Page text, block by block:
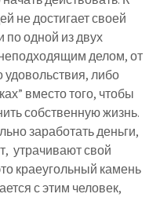
не достигает своей
по одной из двух
делом, от
удовольствия, либо
вместо того, чтобы
собственную жизнь.
заработать деньги,
утрачивают свой
краеугольный камень
с этим человек,